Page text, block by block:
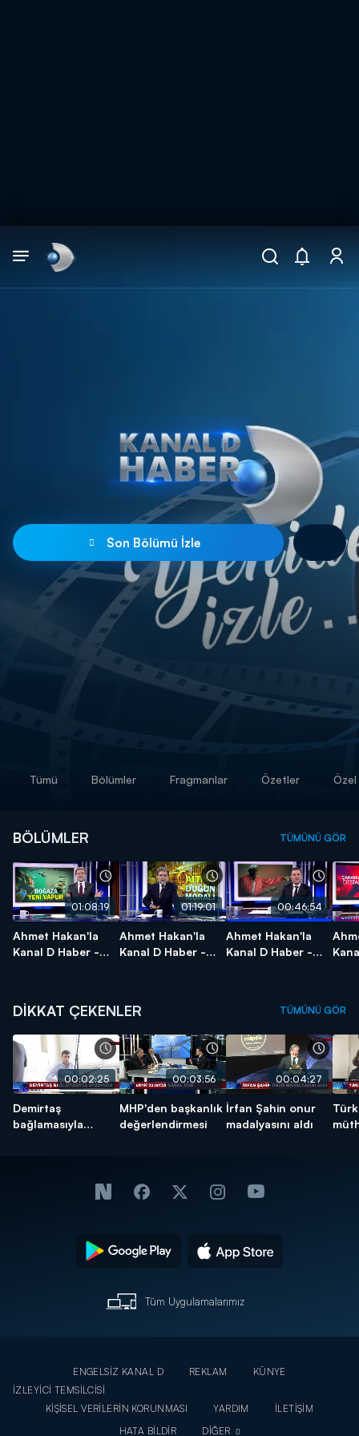
Son Bölümü İzle
Tümü Bölümler Fragmanlar Özetler
BÖLÜMLER TÜMÜNÜ GÖR
01:08:19
Ahmet Hakan'la
Kanal D Haber -
01:19:01
Ahmet Hakan'la
Kanal D Haber -
00:46:54
Ahmet Hakan'la
Kanal D Haber -
DİKKAT ÇEKENLER TÜMÜNÜ GÖR
00:02:25
Demirtaş
bağlamasıyla
00:03:56
MHP'den başkanlık
değerlendirmesi
00:04:27
İrfan Şahin onur
madalyasını aldı
Tüm Uygulamalarımız
ENGELSİZ KANAL D REKLAM
KÜNYE
İZLEYİCİ TEMSİLCİSİ
KİŞİSEL VERİLERİN KORUNMASI
YARDIM
İLETİŞİM
HATA BİLDİR
DİĞER